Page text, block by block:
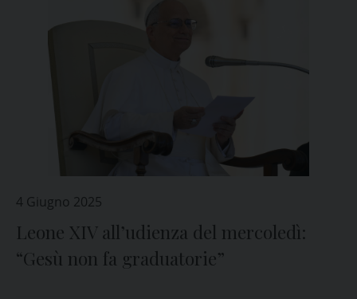
4 Giugno 2025
Leone XIV all’udienza del mercoledì:
“Gesù non fa graduatorie”